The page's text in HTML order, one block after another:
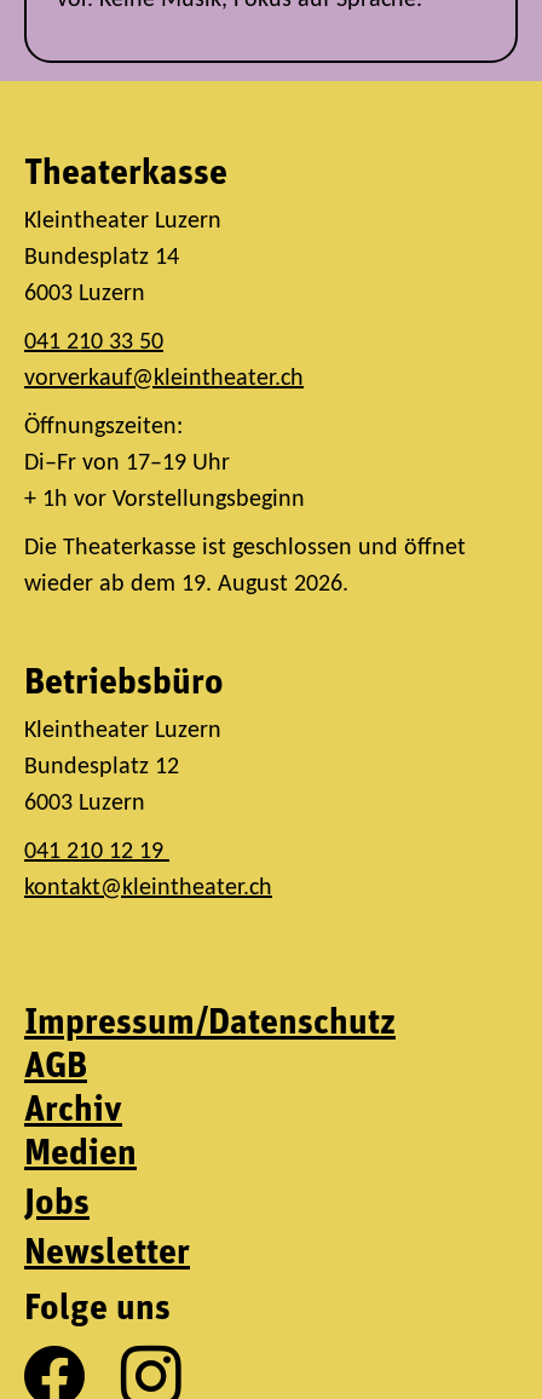
Theaterkasse
Kleintheater Luzern
Bundesplatz 14
6003 Luzern
041 210 33 50
vorverkauf@kleintheater.ch
Öffnungszeiten:
Di–Fr von 17–19 Uhr
+ 1h vor Vorstellungsbeginn
Die Theaterkasse ist geschlossen und öffnet
wieder ab dem 19. August 2026.
Betriebsbüro
Kleintheater Luzern
Bundesplatz 12
6003 Luzern
041 210 12 19
kontakt@kleintheater.ch
Impressum/Datenschutz
AGB
Archiv
Medien
Jobs
Newsletter
Folge uns